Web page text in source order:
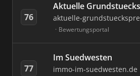
76
Aktuelle
aktuelle-
Bewertungsportal
77
Im Suedwesten
immo-im-suedwesten.de